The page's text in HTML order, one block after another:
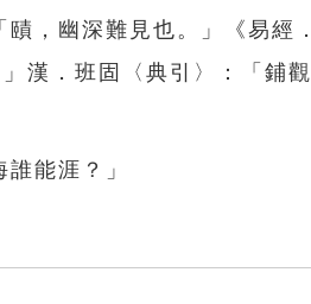
，幽深難見也。」《易經
漢．班固〈典引〉：「鋪
能涯？」